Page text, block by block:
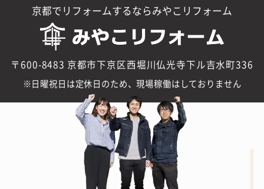
京都でリフォームするならみやこリフォーム
〒600-8483 京都市下京区西堀川仏光寺下ル吉水町336
日曜祝日は定休日のため、現場稼働はしておりません